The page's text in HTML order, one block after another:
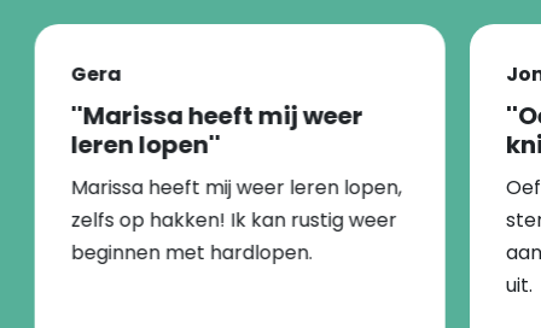
Gera
''Marissa heeft mij weer
leren lopen''
Marissa heeft mij weer leren lopen,
zelfs op hakken! Ik kan rustig weer
beginnen met hardlopen.
uit.